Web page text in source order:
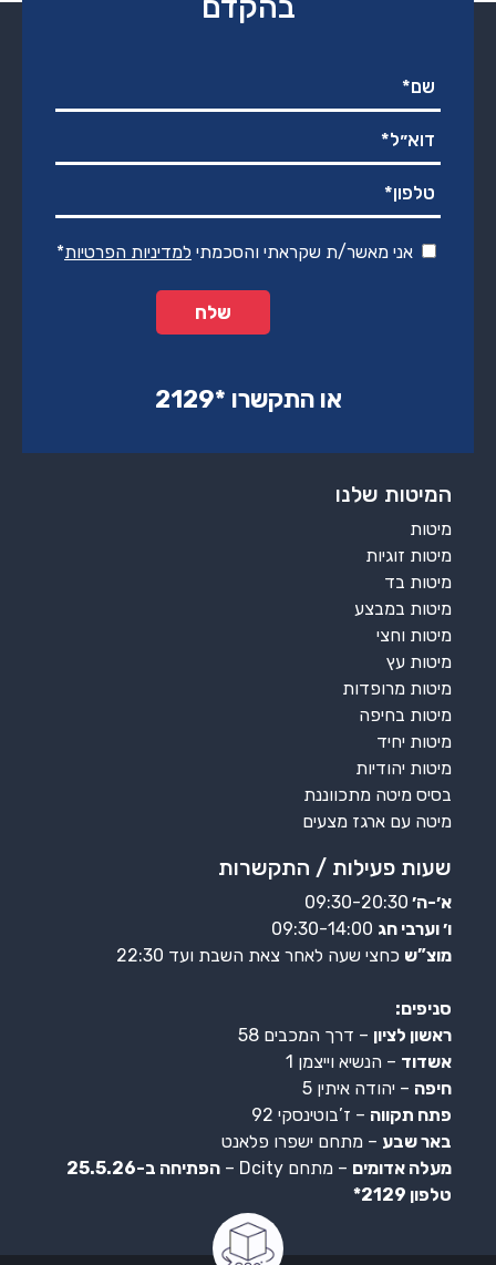
אני מאשר/ת שקראתי והסכמתי למדיניות הפרטיות*
או התקשרו ‏*2129‏
המיטות שלנו
מיטות
מיטות זוגיות
מיטות בד
מיטות במבצע
מיטות וחצי
מיטות עץ
מיטות מרופדות
מיטות בחיפה
מיטות יחיד
מיטות יהודיות
בסיס מיטה מתכווננת
מיטה עם ארגז מצעים
שעות פעילות / התקשרות
א׳-ה׳ 09:30-20:30
ו׳ וערבי חג
מוצ”ש כחצי שעה לאחר צאת השבת ועד 22:30
סניפים:
ראשון לציון – דרך המכבים 58
אשדוד – הנשיא וייצמן 1
חיפה – יהודה איתין 5
פתח תקווה – ז’בוטינסקי 92
באר שבע – מתחם ישפרו פלאנט
מעלה אדומים – מתחם Dcity –
הפתיחה ב-25.5.26
טלפון 2129*